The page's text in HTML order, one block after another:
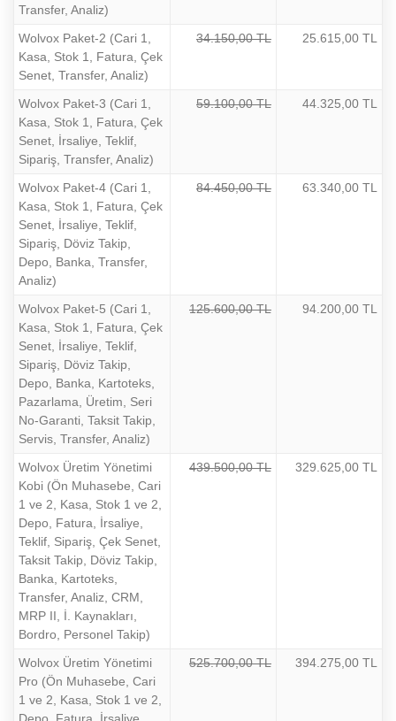
Transfer, Analiz)
Wolvox Paket-2 (Cari 1,
Kasa, Stok 1, Fatura, Çek
Senet, Transfer, Analiz)
34.150,00 TL 25.615,00 TL
Wolvox Paket-3 (Cari 1,
Kasa, Stok 1, Fatura, Çek
Senet, İrsaliye, Teklif,
Sipariş, Transfer, Analiz)
59.100,00 TL 44.325,00 TL
Wolvox Paket-4 (Cari 1,
Kasa, Stok 1, Fatura, Çek
Senet, İrsaliye, Teklif,
Sipariş, Döviz Takip,
Depo, Banka, Transfer,
Analiz)
84.450,00 TL 63.340,00 TL
Wolvox Paket-5 (Cari 1,
Kasa, Stok 1, Fatura, Çek
Senet, İrsaliye, Teklif,
Sipariş, Döviz Takip,
Depo, Banka, Kartoteks,
Pazarlama, Üretim, Seri
No-Garanti, Taksit Takip,
Servis, Transfer, Analiz)
125.600,00 TL 94.200,00 TL
Wolvox Üretim Yönetimi
Kobi (Ön Muhasebe, Cari
1 ve 2, Kasa, Stok 1 ve 2,
Depo, Fatura, İrsaliye,
Teklif, Sipariş, Çek Senet,
Taksit Takip, Döviz Takip,
Banka, Kartoteks,
Transfer, Analiz, CRM,
MRP II, İ. Kaynakları,
Bordro, Personel Takip)
439.500,00 TL 329.625,00 TL
Wolvox Üretim Yönetimi
Pro (Ön Muhasebe, Cari
1 ve 2, Kasa, Stok 1 ve 2,
525.700,00 TL 394.275,00 TL